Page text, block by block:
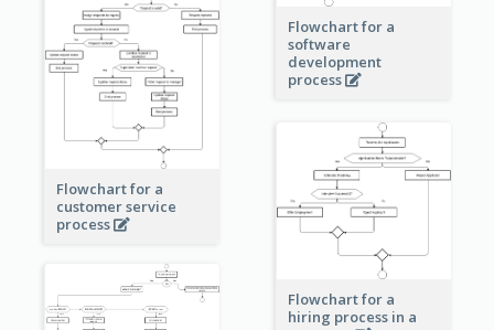
Flowchart for a
software
development
process
Flowchart for a
customer service
process
Flowchart for a
hiring process in a